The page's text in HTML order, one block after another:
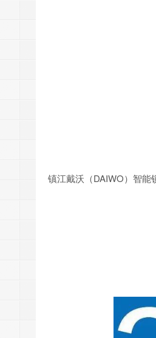
镇江戴沃（DAIWO）智能